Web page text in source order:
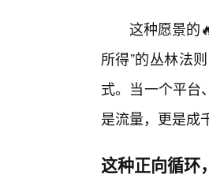
这种愿景的
所得”的丛林法
式。当一个平台
是流量，更是成
这种正向循环